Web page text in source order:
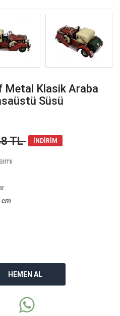
Metal Klasik Araba
Süsü
TL İNDİRİM
cm